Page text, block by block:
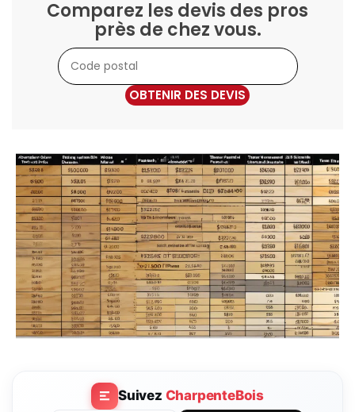
Comparez les devis des pros
près de chez vous.
OBTENIR DES DEVIS
Suivez CharpenteBois